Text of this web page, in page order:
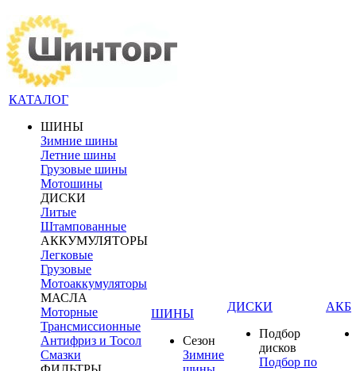
КАТАЛОГ
ШИНЫ
Зимние шины
Летние шины
Грузовые шины
Мотошины
ДИСКИ
Литые
Штампованные
АККУМУЛЯТОРЫ
Легковые
Грузовые
Мотоаккумуляторы
МАСЛА
Моторные
Трансмиссионные
Антифриз и Тосол
Смазки
ШИНЫ
Сезон
Зимние
ДИСКИ
Подбор
дисков
Подбор по
АКБ